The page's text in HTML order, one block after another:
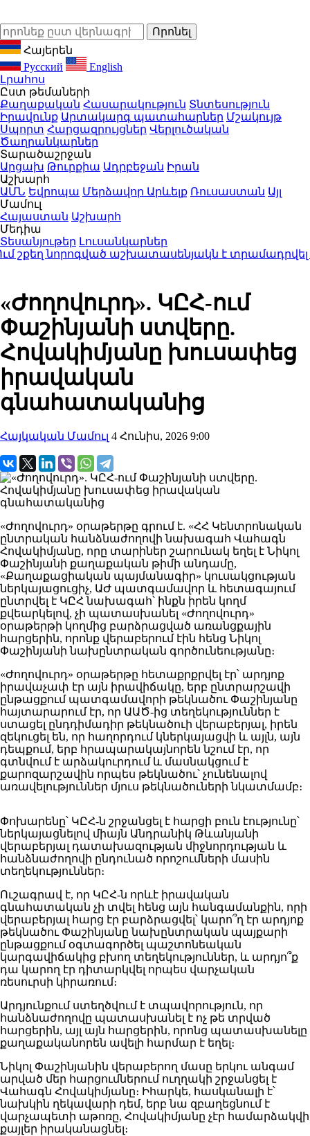
Հայերեն
Русский
English
Լրահոս
Ըստ թեմաների
Քաղաքական Հասարակություն Տնտեսություն
Իրավունք Արտակարգ պատահարներ Մշակույթ
Սպորտ Հարցազրույցներ Վերլուծական
Ծաղրանկարներ
Տարածաշրջան
Արցախ Թուրքիա Ադրբեջան Իրան
Աշխարհ
ԱՄՆ Եվրոպա Մերձավոր Արևելք Ռուսաստան Այլ
Մամուլ
Հայաստան Աշխարհ
Մեդիա
Տեսանյութեր Լուսանկարներ
նորոգված աշխատասենյակն է տրամադրվել
«Ժողովուրդ». ԿԸՀ-ում
Փաշինյանի ստվերը.
Հովակիմյանը խուսափեց
իրավական
գնահատականից
Հայկական Մամուլ 4 Հունիս, 2026 9:00
«Ժողովուրդ» օրաթերթը գրում է. «ՀՀ Կենտրոնական
ընտրական հանձնաժողովի նախագահ Վահագն
Հովակիմյանը, որը տարիներ շարունակ եղել է Նիկոլ
Փաշինյանի քաղաքական թիմի անդամը,
«Քաղաքացիական պայմանագիր» կուսակցության
ներկայացուցիչ, ԱԺ պատգամավոր և հետագայում
ընտրվել է ԿԸՀ նախագահ՝ ինքն իրեն կողմ
քվեարկելով, չի պատասխանել «Ժողովուրդ»
օրաթերթի կողմից բարձրացված առանցքային
հարցերին, որոնք վերաբերում էին հենց Նիկոլ
Փաշինյանի նախընտրական գործունեությանը։
«Ժողովուրդ» օրաթերթը հետաքրքրվել էր՝ արդյոք
իրավաչափ էր այն իրավիճակը, երբ ընտրարշավի
ընթացքում պատգամավորի թեկնածու Փաշինյանը
հայտարարում էր, որ ԱԱԾ-ից տեղեկություններ է
ստացել ընդդիմադիր թեկնածուի վերաբերյալ, իրեն
զեկուցել են, որ հաղորդում կներկայացվի և այլն, այն
դեպքում, երբ հրապարակայնորեն նշում էր, որ
գտնվում է արձակուրդում և մասնակցում է
քարոզարշավին որպես թեկնածու՝ չունենալով
առավելություններ մյուս թեկնածուների նկատմամբ։
Փոխարենը՝ ԿԸՀ-ն շրջանցել է հարցի բուն էությունը՝
ներկայացնելով միայն Անդրանիկ Թևանյանի
վերաբերյալ դատախազության միջնորդության և
հանձնաժողովի ընդունած որոշումների մասին
տեղեկություններ։
Ուշագրավ է, որ ԿԸՀ-ն որևէ իրավական
գնահատական չի տվել հենց այն հանգամանքին, որի
վերաբերյալ հարց էր բարձրացվել՝ կարո՞ղ էր արդյոք
թեկնածու Փաշինյանը նախընտրական պայքարի
ընթացքում օգտագործել պաշտոնեական
կարգավիճակից բխող տեղեկություններ, և արդյո՞ք
դա կարող էր դիտարկվել որպես վարչական
ռեսուրսի կիրառում։
Արդյունքում ստեղծվում է տպավորություն, որ
հանձնաժողովը պատասխանել է ոչ թե տրված
հարցերին, այլ այն հարցերին, որոնց պատասխանելը
քաղաքականորեն ավելի հարմար է եղել։
Նիկոլ Փաշինյանին վերաբերող մասը երկու անգամ
արված մեր հարցումներում ուղղակի շրջանցել է
Վահագն Հովակիմյանը։ Իհարկե, հասկանալի է՝
նախկին ղեկավարի դեմ, երբ նա զբաղեցնում է
վարչապետի աթոռը, Հովակիմյանը չէր համարձակվի
քայլեր իրականացնել։